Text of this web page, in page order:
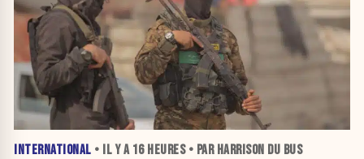
INTERNATIONAL • IL Y A 16 HEURES• PAR HARRISON DU BUS